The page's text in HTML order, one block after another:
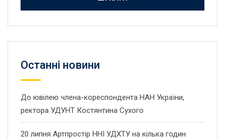
Останнi новини
До ювілею члена-кореспондента НАН України,
ректора УДУНТ Костянтина Сухого
20 липня Артпростір ННІ УДХТУ на кілька годин